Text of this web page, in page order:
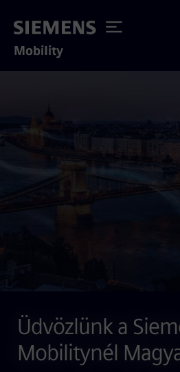
Mobility
Üdvözlünk a
Mobilitynél